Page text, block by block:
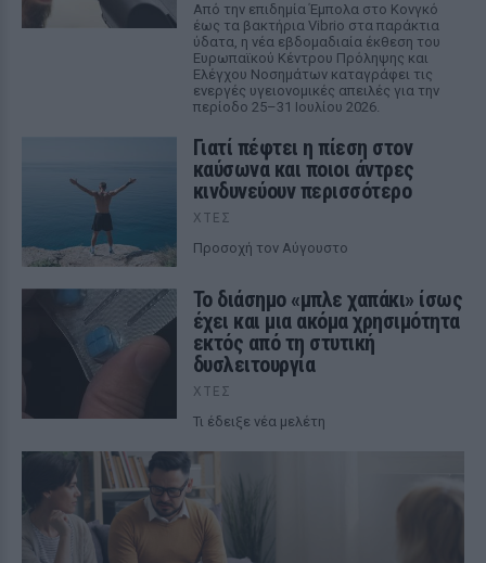
Από την επιδημία Έμπολα στο Κονγκό
έως τα βακτήρια Vibrio στα παράκτια
ύδατα, η νέα εβδομαδιαία έκθεση του
Ευρωπαϊκού Κέντρου Πρόληψης και
Ελέγχου Νοσημάτων καταγράφει τις
ενεργές υγειονομικές απειλές για την
περίοδο 25–31 Ιουλίου 2026.
Γιατί πέφτει η πίεση στον
καύσωνα και ποιοι άντρες
κινδυνεύουν περισσότερο
ΧΤΕΣ
Προσοχή τον Αύγουστο
Το διάσημο «μπλε χαπάκι» ίσως
έχει και μια ακόμα χρησιμότητα
εκτός από τη στυτική
δυσλειτουργία
ΧΤΕΣ
Τι έδειξε νέα μελέτη